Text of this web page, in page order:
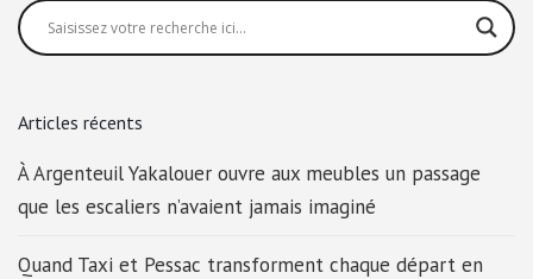
Articles récents
À Argenteuil Yakalouer ouvre aux meubles un passage
que les escaliers n’avaient jamais imaginé
Quand Taxi et Pessac transforment chaque départ en